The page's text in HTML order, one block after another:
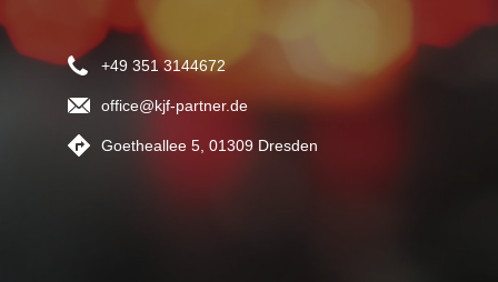
+49 351 3144672
office@kjf-partner.de
Goetheallee 5, 01309 Dresden